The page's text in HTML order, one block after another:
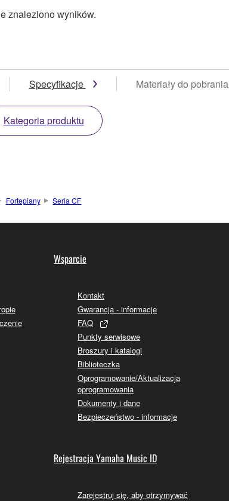
znaleziono wyników.
Specyfikacje Materiały do pobrania
Kategoria produktu
Fortepiany Seria CF
Wsparcie
Kontakt
Gwarancja - informacje
FAQ
Punkty serwisowe
Broszury i katalogi
Biblioteczka
Oprogramowanie/Aktualizacja
oprogramowania
Dokumenty i dane
Bezpieczeństwo - informacje
Rejestracja Yamaha Music ID
Zarejestruj się, aby otrzymywać